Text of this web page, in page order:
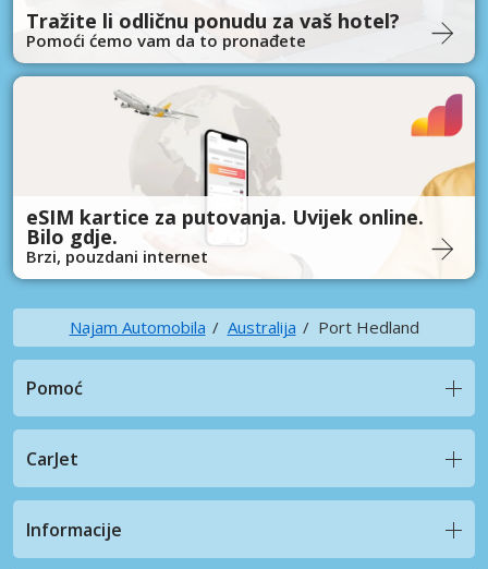
Tražite li odličnu ponudu za vaš hotel?
Pomoći ćemo vam da to pronađete
eSIM kartice za putovanja. Uvijek online.
Bilo gdje.
Brzi, pouzdani internet
Najam Automobila Australija Port Hedland
Pomoć
CarJet
Informacije